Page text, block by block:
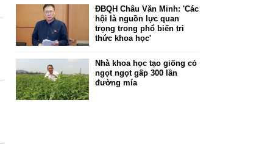
ĐBQH Châu Văn Minh: 'Các
hội là nguồn lực quan
trọng trong phổ biến tri
thức khoa học'
Nhà khoa học tạo giống cỏ
ngọt ngọt gấp 300 lần
đường mía